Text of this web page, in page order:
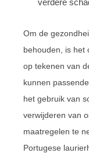
Om de
behouden, is het
op tekenen van
kunnen
het gebruik van
verwijderen van
maatregelen te
Portugese